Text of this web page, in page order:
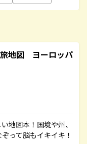
地図 ヨーロッパ
地図本！国境や州、
って脳もイキイキ！